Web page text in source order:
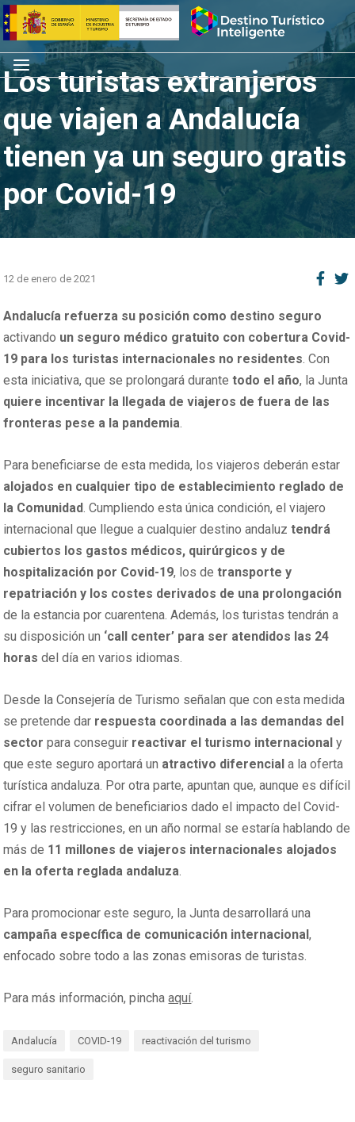
Saltar
al
contenido
Inicio
Menú
Los turistas extranjeros
que viajen a Andalucía
tienen ya un seguro gratis
por Covid-19
12 de enero de 2021
Andalucía refuerza su posición como destino seguro
activando un seguro médico gratuito con cobertura Covid-
19 para los turistas internacionales no residentes. Con
esta iniciativa, que se prolongará durantetodo el año, la Junta
quiere incentivar la llegada de viajeros de fuera de las
fronteras pese a la pandemia.
Para beneficiarse de esta medida, los viajeros deberán estar
alojados en cualquier tipo de establecimiento reglado de
la Comunidad. Cumpliendo esta única condición, el viajero
internacional que llegue a cualquier destino andaluztendrá
cubiertos los gastos médicos, quirúrgicos y de
hospitalización por Covid-19, los detransporte y
repatriación y los costes derivados de una prolongación
de la estancia por cuarentena. Además, los turistas tendrán a
su disposición un ‘call center’ para ser atendidos las 24
horas del día en varios idiomas.
Desde la Consejería de Turismo señalan que con esta medida
se pretende dar respuesta coordinada a las demandas del
sector para conseguir reactivar el turismo internacional y
que este seguro aportará un atractivo diferencial a la oferta
turística andaluza. Por otra parte, apuntan que, aunque es difícil
cifrar el volumen de beneficiarios dado el impacto del Covid-
19 y las restricciones, en un año normal se estaría hablando de
más de 11 millones de viajeros internacionales alojados
en la oferta reglada andaluza.
Para promocionar este seguro, la Junta desarrollará una
campaña específica de comunicación internacional,
enfocado sobre todo a las zonas emisoras de turistas.
Para más información, pinchaaquí.
Andalucía COVID-19 reactivación del turismo
seguro sanitario